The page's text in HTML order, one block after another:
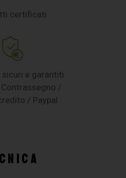
certificati
sicuri e garantiti
/
/ Paypal